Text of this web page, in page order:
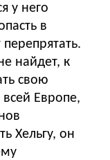
у него
в
найдет, к
свою
всей Европе,
Хельгу, он